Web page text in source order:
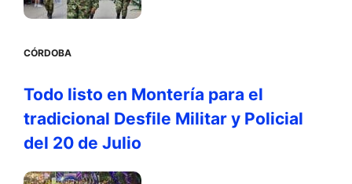
CÓRDOBA
Todo listo en Montería para el
tradicional Desfile Militar y Policial
del 20 de Julio